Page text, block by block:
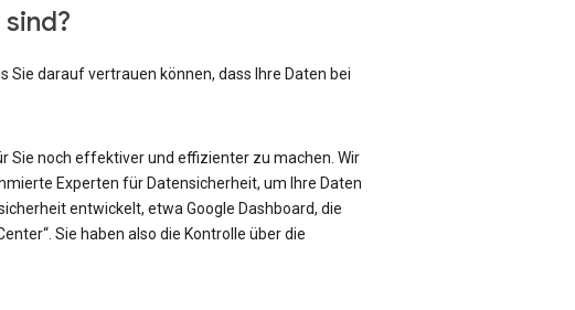
darauf vertrauen können, dass Ihre Daten bei
Sie noch effektiver und effizienter zu machen. Wir
Experten für Datensicherheit, um Ihre Daten
entwickelt, etwa Google Dashboard, die
Sie haben also die Kontrolle über die